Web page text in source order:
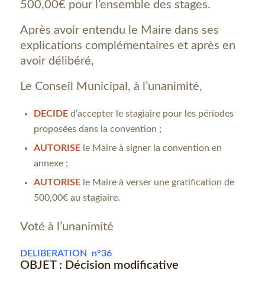
500,00€ pour l’ensemble des stages.
Après avoir entendu le Maire dans ses
explications complémentaires et après en
avoir délibéré,
Le Conseil Municipal, à l’unanimité,
DECIDE d’accepter le stagiaire pour les périodes
proposées dans la convention ;
AUTORISEle Maire à signer la convention en
annexe ;
AUTORISE le Maire à verser une gratification de
500,00€ au stagiaire.
Voté à l’unanimité
DELIBERATION n°36
OBJET : Décision modificative